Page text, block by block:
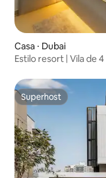
Casa ⋅ Dubai
Estilo resort | Vila de
Superhost
Superhost